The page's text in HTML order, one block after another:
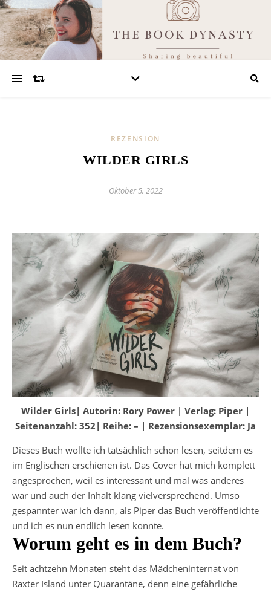
REZENSION
WILDER GIRLS
Oktober 5, 2022
Wilder Girls| Autorin: Rory Power | Verlag: Piper |
Seitenanzahl: 352| Reihe: – | Rezensionsexemplar: Ja
Dieses Buch wollte ich tatsächlich schon lesen, seitdem es
im Englischen erschienen ist. Das Cover hat mich komplett
angesprochen, weil es interessant und mal was anderes
war und auch der Inhalt klang vielversprechend. Umso
gespannter war ich dann, als Piper das Buch veröffentlichte
und ich es nun endlich lesen konnte.
Worum geht es in dem Buch?
Seit achtzehn Monaten steht das Mädcheninternat von
Raxter Island unter Quarantäne, denn eine gefährliche